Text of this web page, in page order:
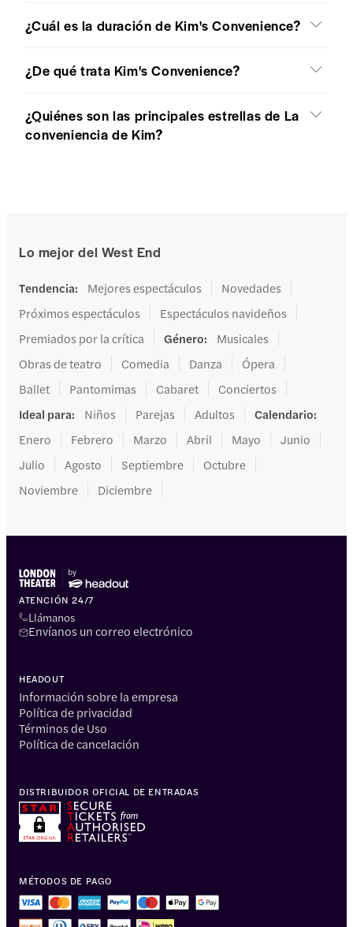
¿Cuál es la duración de Kim's Convenience?
¿De qué trata Kim's Convenience?
¿Quiénes son las principales estrellas de La
conveniencia de Kim?
Lo mejor del West End
Tendencia: Mejores espectáculos
Novedades
Próximos espectáculos
Espectáculos navideños
Premiados por la crítica
Género:
Musicales
Obras de teatro
Comedia Danza
Ópera
Ballet
Pantomimas Cabaret
Conciertos
Ideal para: Niños Parejas Adultos Calendario:
Enero
Febrero Marzo Abril Mayo
Junio
Julio
Agosto Septiembre
Octubre
Noviembre
Diciembre
ATENCIÓN 24/7
Llámanos
Envíanos un correo electrónico
HEADOUT
Información sobre la empresa
Política de privacidad
Términos de Uso
Política de cancelación
MÉTODOS DE PAGO
DISTRIBUIDOR OFICIAL DE ENTRADAS